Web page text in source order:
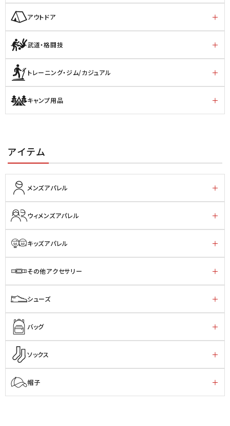
アウトドア
武道・格闘技
トレーニング・ジム/カジュアル
キャンプ用品
アイテム
メンズアパレル
ウィメンズアパレル
キッズアパレル
その他アクセサリー
シューズ
バッグ
ソックス
帽子